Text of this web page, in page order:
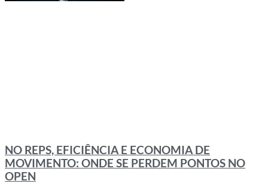
NO REPS, EFICIÊNCIA E ECONOMIA DE
MOVIMENTO: ONDE SE PERDEM PONTOS NO
OPEN